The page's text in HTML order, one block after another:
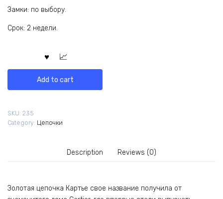
Замки: по выбору.
Срок: 2 недели.
Add to cart
SKU: 235
Category: Цепочки
Description Reviews (0)
Золотая цепочка Картье свое название получила от